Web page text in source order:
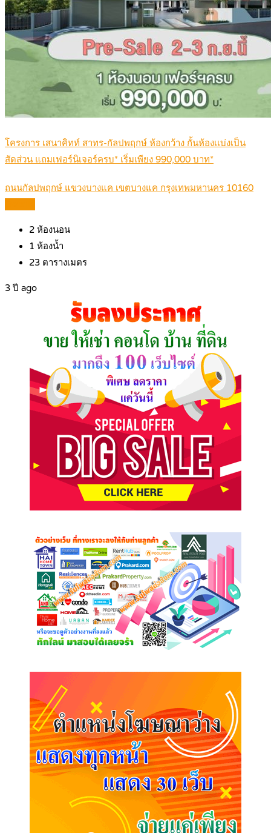
โครงการ เสนาคิทท์ สาทร-กัลปพฤกษ์ ห้องกว้าง กั้นห้องเเบ่งเป็น
สัดส่วน แถมเฟอร์นิเจอร์ครบ* เริ่มเพียง 990,000 บาท*
ถนนกัลปพฤกษ์ แขวงบางแค เขตบางแค กรุงเทพมหานคร 10160
2 ห้องนอน
1 ห้องน้ำ
23 ตารางเมตร
3 ปี ago